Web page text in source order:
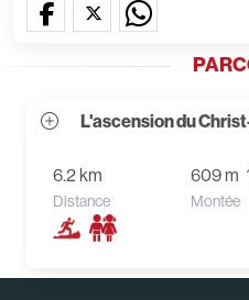
L'ascension du
6.2 km
Distance
609 m
Montée